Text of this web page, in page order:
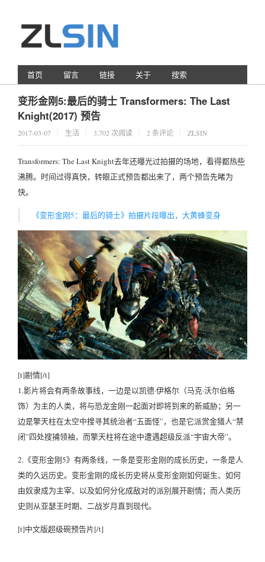
首页 留言 链接 关于 搜索
变形金刚5:最后的骑士 Transformers: The Last
Knight(2017) 预告
2017-03-07 生活 3,702 次阅读 2 条评论 ZLSIN
Transformers: The Last Knight去年还曝光过拍摄的场地，看得都热些
沸腾。时间过得真快，转眼正式预告都出来了，两个预告先睹为
快。
《变形金刚5：最后的骑士》拍摄片段曝出，大黄蜂变身
[t]剧情[/t]
1.影片将会有两条故事线，一边是以凯德·伊格尔（马克·沃尔伯格
饰）为主的人类，将与恐龙金刚一起面对即将到来的新威胁；另一
边是擎天柱在太空中搜寻其统治者“五面怪”，也是它派赏金猎人“禁
闭”四处搜捕领袖，而擎天柱将在途中遭遇超级反派“宇宙大帝”。
2.《变形金刚5》有两条线，一条是变形金刚的成长历史，一条是人
类的久远历史。变形金刚的成长历史将从变形金刚如何诞生、如何
由奴隶成为主宰、以及如何分化成敌对的派别展开剧情；而人类历
史则从亚瑟王时期、二战岁月直到现代。
[t]中文版超级碗预告片[/t]